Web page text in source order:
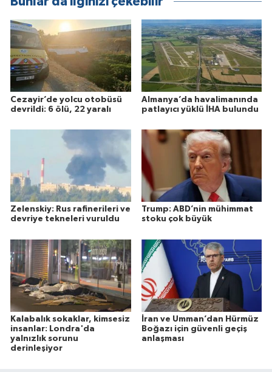
Cezayir’de yolcu otobüsü
devrildi: 6 ölü, 22 yaralı
Almanya’da havalimanında
patlayıcı yüklü İHA bulundu
Zelenskiy: Rus rafinerileri ve
devriye tekneleri vuruldu
Trump: ABD’nin mühimmat
stoku çok büyük
Kalabalık sokaklar, kimsesiz
insanlar: Londra'da
yalnızlık sorunu
derinleşiyor
İran ve Umman’dan Hürmüz
Boğazı için güvenli geçiş
anlaşması